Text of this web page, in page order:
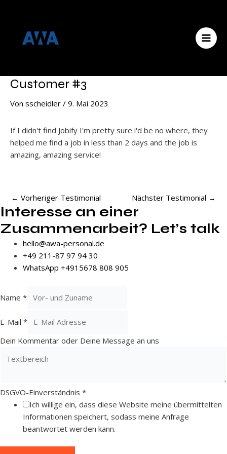
springen
Customer #3
Von sscheidler / 9. Mai 2023
If I didn't find Jobify I'm pretty sure i'd be no where, they
helped me find a job in less than 2 days and the job is
amazing, amazing service!
← Vorheriger Testimonial Nächster Testimonial →
Interesse an einer
Zusammenarbeit? Let’s talk
hello@awa-personal.de
+49 211-87 97 94 30
WhatsApp +4915678 808 905
Name *
E-Mail *
Dein Kommentar oder Deine Message an uns
DSGVO-Einverständnis *
Ich willige ein, dass diese Website meine übermittelten
Informationen speichert, sodass meine Anfrage
beantwortet werden kann.